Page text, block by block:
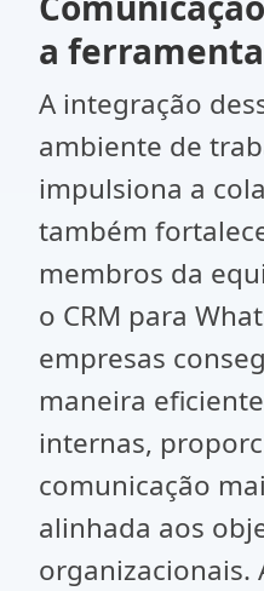
a ferramenta
A integração
ambiente de
impulsiona a
também
membros da
o CRM para
empresas
maneira
internas,
comunicação
alinhada aos
organizacionais.